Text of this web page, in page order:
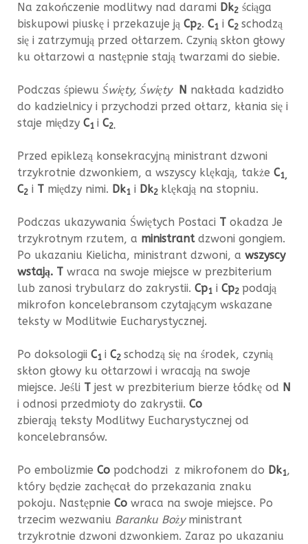
Na zakończenie modlitwy nad darami Dk2 ściąga
biskupowi piuskę i przekazuje ją Cp2. C1 i C2 schodzą
się i zatrzymują przed ołtarzem. Czynią skłon głowy
ku ołtarzowi a następnie stają twarzami do siebie.
Podczas śpiewu Święty, Święty N nakłada kadzidło
do kadzielnicy i przychodzi przed ołtarz, kłania się i
staje między C1 i C2.
Przed epiklezą konsekracyjną ministrant dzwoni
trzykrotnie dzwonkiem, a wszyscy klękają, także C1,
C2 i T między nimi. Dk1 i Dk2 klękają na stopniu.
Podczas ukazywania Świętych Postaci T okadza Je
trzykrotnym rzutem, a ministrantdzwoni gongiem.
Po ukazaniu Kielicha, ministrant dzwoni, a wszyscy
wstają. T wraca na swoje miejsce w prezbiterium
lub zanosi trybularz do zakrystii. Cp1 i Cp2 podają
mikrofon koncelebransom czytającym wskazane
teksty w Modlitwie Eucharystycznej.
Po doksologii C1 i C2 schodzą się na środek, czynią
skłon głowy ku ołtarzowi i wracają na swoje
miejsce. Jeśli T jest w prezbiterium bierze łódkę od N
i odnosi przedmioty do zakrystii. Co
zbierają teksty Modlitwy Eucharystycznej od
koncelebransów.
Po embolizmie Co podchodzi z mikrofonem do Dk1,
który będzie zachęcał do przekazania znaku
pokoju. Następnie Co wraca na swoje miejsce. Po
trzecim wezwaniu Baranku Bożyministrant
trzykrotnie dzwoni dzwonkiem. Zaraz po ukazaniu